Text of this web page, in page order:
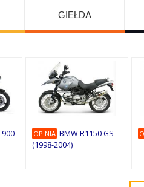
GIEŁDA
900 OPINIA BMW R1150 GS
(1998-2004)